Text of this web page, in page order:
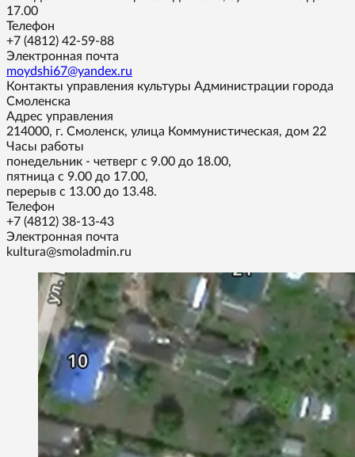
17.00
Телефон
+7 (4812) 42-59-88
Электронная почта
moydshi67@yandex.ru
Контакты управления культуры Администрации города
Смоленска
Адрес управления
214000, г. Смоленск, улица Коммунистическая, дом 22
Часы работы
понедельник - четверг с 9.00 до 18.00,
пятница с 9.00 до 17.00,
перерыв с 13.00 до 13.48.
Телефон
+7 (4812) 38-13-43
Электронная почта
kultura@smoladmin.ru